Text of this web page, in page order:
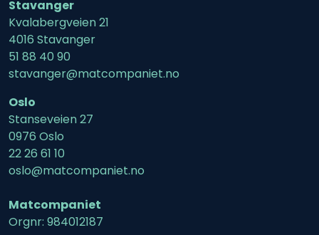
Stavanger
Kvalabergveien 21
4016 Stavanger
51 88 40 90
stavanger@matcompaniet.no
Oslo
Stanseveien 27
0976 Oslo
22 26 61 10
oslo@matcompaniet.no
Matcompaniet
Orgnr: 984012187